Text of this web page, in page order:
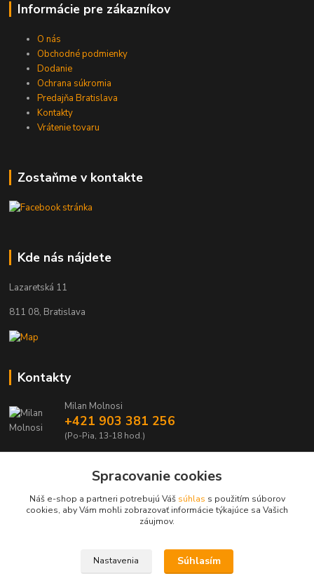
Informácie pre zákazníkov
O nás
Obchodné podmienky
Dodanie
Ochrana súkromia
Predajňa Bratislava
Kontakty
Vrátenie tovaru
Zostaňme v kontakte
Kde nás nájdete
Lazaretská 11
811 08, Bratislava
Kontakty
Milan Molnosi
+421 903 381 256
(Po-Pia, 13-18 hod.)
Upravit sběr cookies.
Spracovanie cookies
Náš e-shop a partneri potrebujú Váš súhlas s použitím súborov
cookies, aby Vám mohli zobrazovať informácie týkajúce sa Vašich
záujmov.
Nastavenia Súhlasím